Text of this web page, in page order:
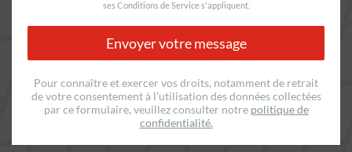
ses Conditions de Services'appliquent.
Envoyer votre message
Pour connaître et exercer vos droits, notamment de retrait
de votre consentement à l’utilisation des données collectées
par ce formulaire, veuillez consulter notre politique de
confidentialité.